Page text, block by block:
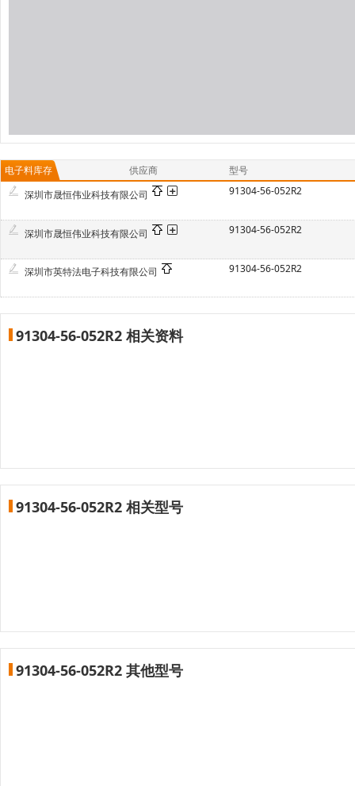
电子料库存 供应商
型号
深圳市晟恒伟业科技有限公司
91304-56-052R2
深圳市晟恒伟业科技有限公司 91304-56-052R2
深圳市英特法电子科技有限公司 91304-56-052R2
91304-56-052R2 相关资料
91304-56-052R2 相关型号
91304-56-052R2 其他型号